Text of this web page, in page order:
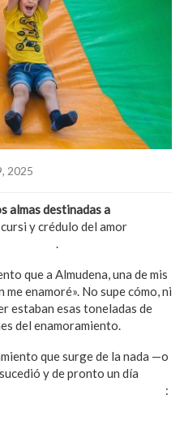
2025
almas destinadas a
y crédulo del amor
.
que a Almudena, una de mis
enamoré». No supe cómo, ni
estaban esas toneladas de
del enamoramiento.
que surge de la nada —o
y de pronto un día
: